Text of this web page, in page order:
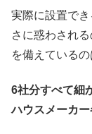
実際に設置で
さに惑わされ
を備えている
6社分すべて細
ハウスメーカー